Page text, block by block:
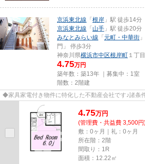
京浜東北線 「 根岸 」駅 徒歩14分
京浜東北線 「 山手 」駅 徒歩20分
みなとみらい線 「 元町・中華街
門」 停歩3分
神奈川県横浜市中区根岸町 １丁目
4.75万円
築年数：築13年 ｜募集中： 1室
階数：2階建
◆家具家電付き物件に特化した不動産会社です♪諸条
4.75万円
(管理費・共益費 3,500円
敷：0ヶ月｜礼：0ヶ月
所在階：2階
間取り：1R
面積：12.22㎡